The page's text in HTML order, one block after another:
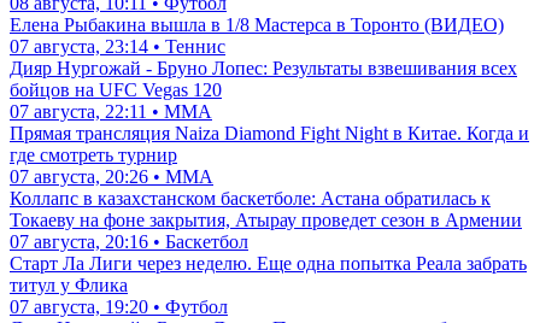
Елена Рыбакина вышла в 1/8 Мастерса в Торонто (ВИДЕО)
07 августа, 23:14 • Теннис
Дияр Нургожай - Бруно Лопес: Результаты взвешивания всех
бойцов на UFC Vegas 120
07 августа, 22:11 • ММА
Прямая трансляция Naiza Diamond Fight Night в Китае. Когда и
где смотреть турнир
07 августа, 20:26 • ММА
Коллапс в казахстанском баскетболе: Астана обратилась к
Токаеву на фоне закрытия, Атырау проведет сезон в Армении
07 августа, 20:16 • Баскетбол
Старт Ла Лиги через неделю. Еще одна попытка Реала забрать
титул у Флика
07 августа, 19:20 • Футбол